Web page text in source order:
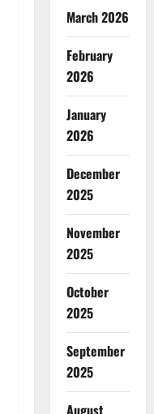
March 2026
February
2026
January
2026
December
2025
November
2025
October
2025
September
2025
August